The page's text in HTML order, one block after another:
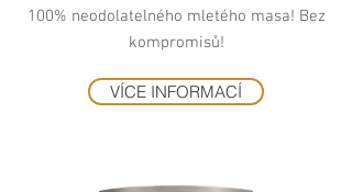
100% neodolatelného mletého masa! Bez
kompromisů!
VÍCE INFORMACÍ